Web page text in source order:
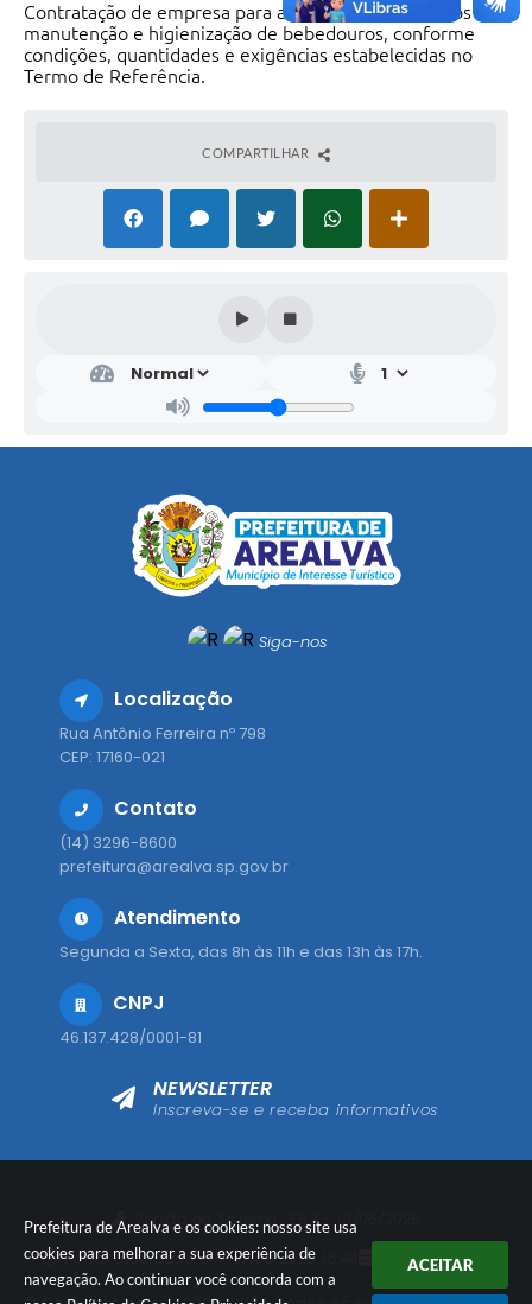
Prefeitura de Arealva e os cookies: nosso site usa
cookies para melhorar a sua experiência de
navegação. Ao continuar você concorda com a
ACEITAR
Contratação de empresa para a prestação de serviços de
manutenção e higienização de bebedouros, conforme
condições, quantidades e exigências estabelecidas no
Termo de Referência.
COMPARTILHAR
Siga-nos
Localização
Rua Antônio Ferreira nº 798
CEP: 17160-021
Contato
(14) 3296-8600
prefeitura@arealva.sp.gov.br
Atendimento
Segunda a Sexta, das 8h às 11h e das 13h às 17h.
CNPJ
46.137.428/0001-81
NEWSLETTER
Inscreva-se e receba informativos
Versão do Sistema:
3.5.3 - 19/06/2026
Portal atualizado em:07/08/2026 16:44 Dados Abertos